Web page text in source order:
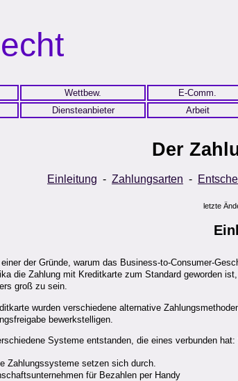
Wettbew. E-Comm.
Diensteanbieter Arbeit
Der
Einleitung -Zahlungsarten -
letzte
der Gründe, warum das Business-to-Consumer-
die Zahlung mit Kreditkarte zum Standard geworden
groß zu sein.
wurden verschiedene alternative
bewerkstelligen.
Systeme entstanden, die eines verbunden
Zahlungssysteme setzen sich durch.
für Bezahlen per Handy